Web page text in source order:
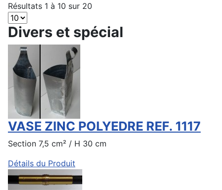
Résultats 1 à 10 sur 20
Divers et spécial
VASE ZINC POLYEDRE REF. 1117
Section 7,5 cm² / H 30 cm
Détails du Produit